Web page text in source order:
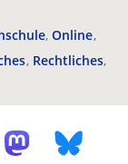
Online
Rechtliches